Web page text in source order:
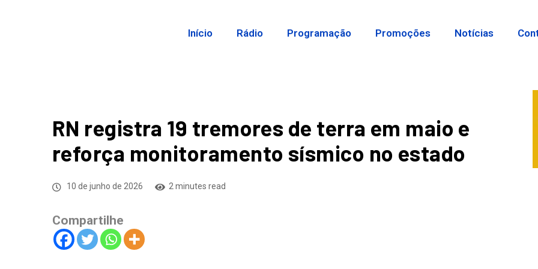
Início Rádio Programação Promoções Notícias
RN registra 19 tremores de terra em maio e
reforça monitoramento sísmico no estado
10 de junho de 2026 2 minutes read
Compartilhe